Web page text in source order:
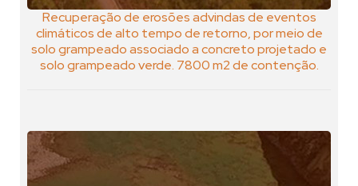
Recuperação de erosões advindas de eventos
climáticos de alto tempo de retorno, por meio de
solo grampeado associado a concreto projetado e
solo grampeado verde. 7800 m2 de contenção.